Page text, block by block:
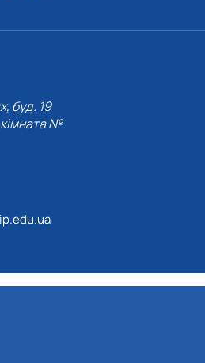
р.), випускник 1996 року.
буд. 19
№